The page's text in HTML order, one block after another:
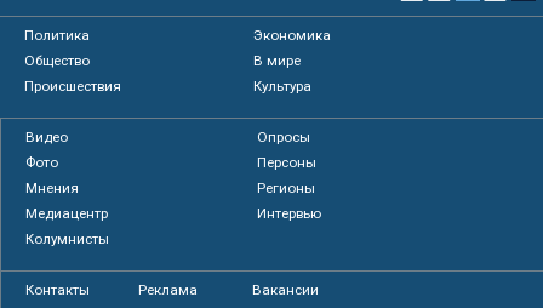
Политика
Экономика
Общество
В мире
Происшествия
Культура
Видео
Опросы
Фото
Персоны
Мнения
Регионы
Медиацентр
Интервью
Колумнисты
Контакты Реклама Вакансии